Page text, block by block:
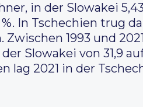
in der Slowakei
In Tschechien trug
1993 und
Slowakei von 31,9
lag 2021 in der